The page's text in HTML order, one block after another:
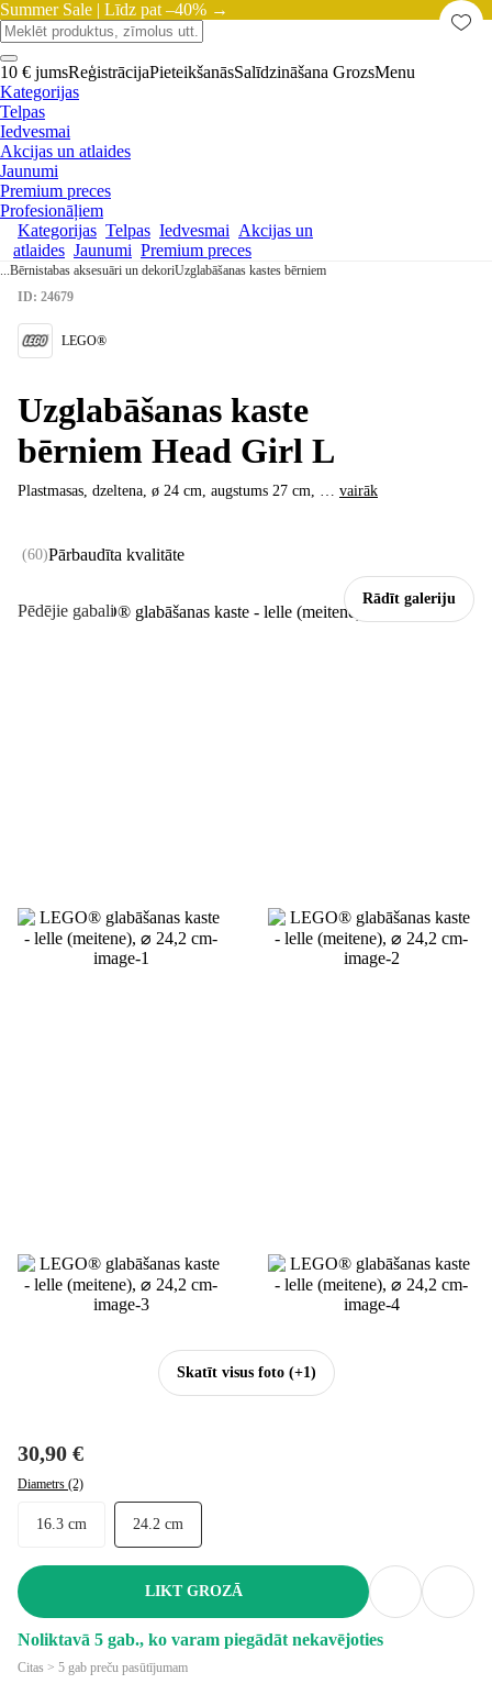
Summer Sale | Līdz pat –40% →
10 € jumsReģistrācijaPieteikšanāsSalīdzināšana GrozsMenu
Kategorijas
Telpas
Iedvesmai
Akcijas un atlaides
Jaunumi
Premium preces
Profesionāļiem
Kategorijas Telpas Iedvesmai Akcijas un
atlaides Jaunumi Premium preces
...Bērnistabas aksesuāri un dekoriUzglabāšanas kastes bērniem
Rādīt galeriju
Skatīt visus foto(+1)
Pēdējie gabali
ID: 24679
LEGO®
Uzglabāšanas kaste
bērniem Head Girl L
Plastmasas, dzeltena, ø 24 cm, augstums 27 cm, … vairāk
(60)Pārbaudīta kvalitāte
30,90 €
Diametrs (2)
16.3 cm 24.2 cm
LIKT GROZĀ
Noliktavā 5 gab., ko varam piegādāt nekavējoties
Citas > 5 gab preču pasūtījumam